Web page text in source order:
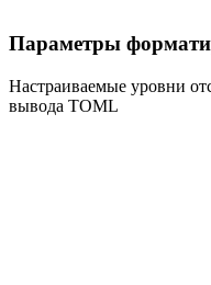
Параметры
Настраиваемые уровни
вывода TOML